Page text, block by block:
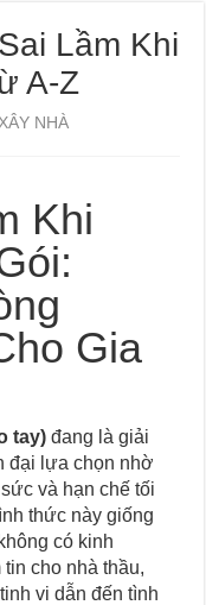
Lầm Khi
A-Z
NHÀ
Khi
Gia
tay) đang là giải
đại lựa chọn nhờ
và hạn chế tối
thức này giống
có kinh
cho nhà thầu,
vi dẫn đến tình